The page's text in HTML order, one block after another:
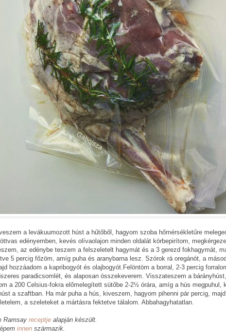
a levákuumozott húst a hűtőből, hagyom szoba hőmérsékletűre
edényemben, kevés olívaolajon minden oldalát körbepirítom,
az edénybe teszem a felszeletelt hagymát és a 3 gerezd fokhagymát,
5 percig főzöm, amíg puha és aranybarna lesz. Szórok rá oregánót, a
hozzáadom a kapribogyót és olajbogyót.Felöntöm a borral, 2-3 percig
paradicsomlét, és alaposan összekeverem. Visszateszem a
a 200 Celsius-fokra előmelegített sütőbe 2-2½ órára, amíg a hús megpuhul,
a szaftban. Ha már puha a hús, kiveszem, hagyom pihenni pár percig,
a szeleteket a mártásra fektetve tálalom. Abbahagyhatatlan.
Ramsay receptje alapján készült.
innen származik.